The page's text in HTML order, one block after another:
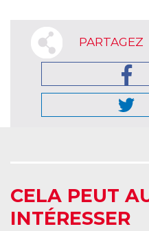
PARTAGEZ
CELA PEUT
INTÉRESSER